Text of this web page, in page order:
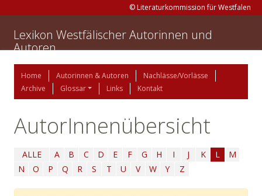
© Literaturkommission für Westfalen
Lexikon Westfälischer Autorinnen und
Autoren
Home Autorinnen & Autoren
Nachlässe/Vorlässe
Archive
Glossar Links Kontakt
AutorInnenübersicht
ALLE A B C D E F G H I J K L
M
N
O P Q R S T U V W Y Z